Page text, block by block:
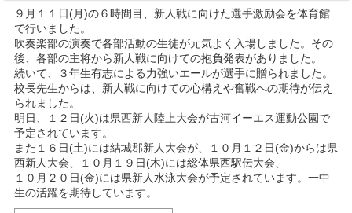
９月１１日(月)の６時間目、新人戦に向けた選手激励会を体育館
で行いました。
吹奏楽部の演奏で各部活動の生徒が元気よく入場しました。その
後、各部の主将から新人戦に向けての抱負発表がありました。
続いて、３年生有志による力強いエールが選手に贈られました。
校長先生からは、新人戦に向けての心構えや奮戦への期待が伝え
られました。
明日、１２日(火)は県西新人陸上大会が古河イーエス運動公園で
予定されています。
また１６日(土)には結城郡新人大会が、１０月１２日(金)からは県
西新人大会、１０月１９日(木)には総体県西駅伝大会、
１０月２０日(金)には県新人水泳大会が予定されています。一中
生の活躍を期待しています。